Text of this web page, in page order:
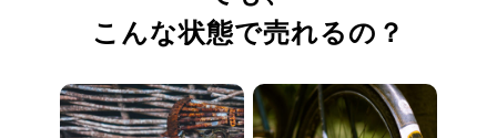
こんな状態で売れるの？